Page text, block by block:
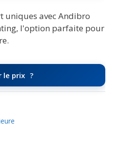
uniques avec Andibro
l'option parfaite pour
le prix